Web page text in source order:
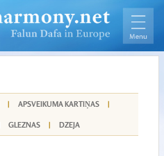
| APSVEIKUMA KARTIŅAS |
GLEZNAS | DZEJA